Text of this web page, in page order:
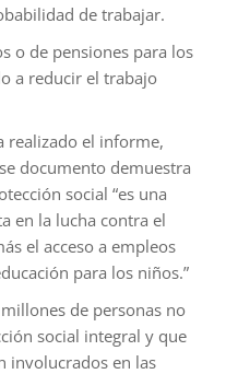
de trabajar.
o de pensiones para los
a reducir el trabajo
realizado el informe,
documento demuestra
social “es una
en la lucha contra el
el acceso a empleos
para los niños.”
de personas no
social integral y que
involucrados en las